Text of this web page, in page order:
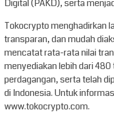
Digital (PAKD), serta
Tokocrypto menghadirkan
transparan, dan mudah
mencatat rata-rata nilai
menyediakan lebih dari
perdagangan, serta telah
di Indonesia. Untuk
www.tokocrypto.com.